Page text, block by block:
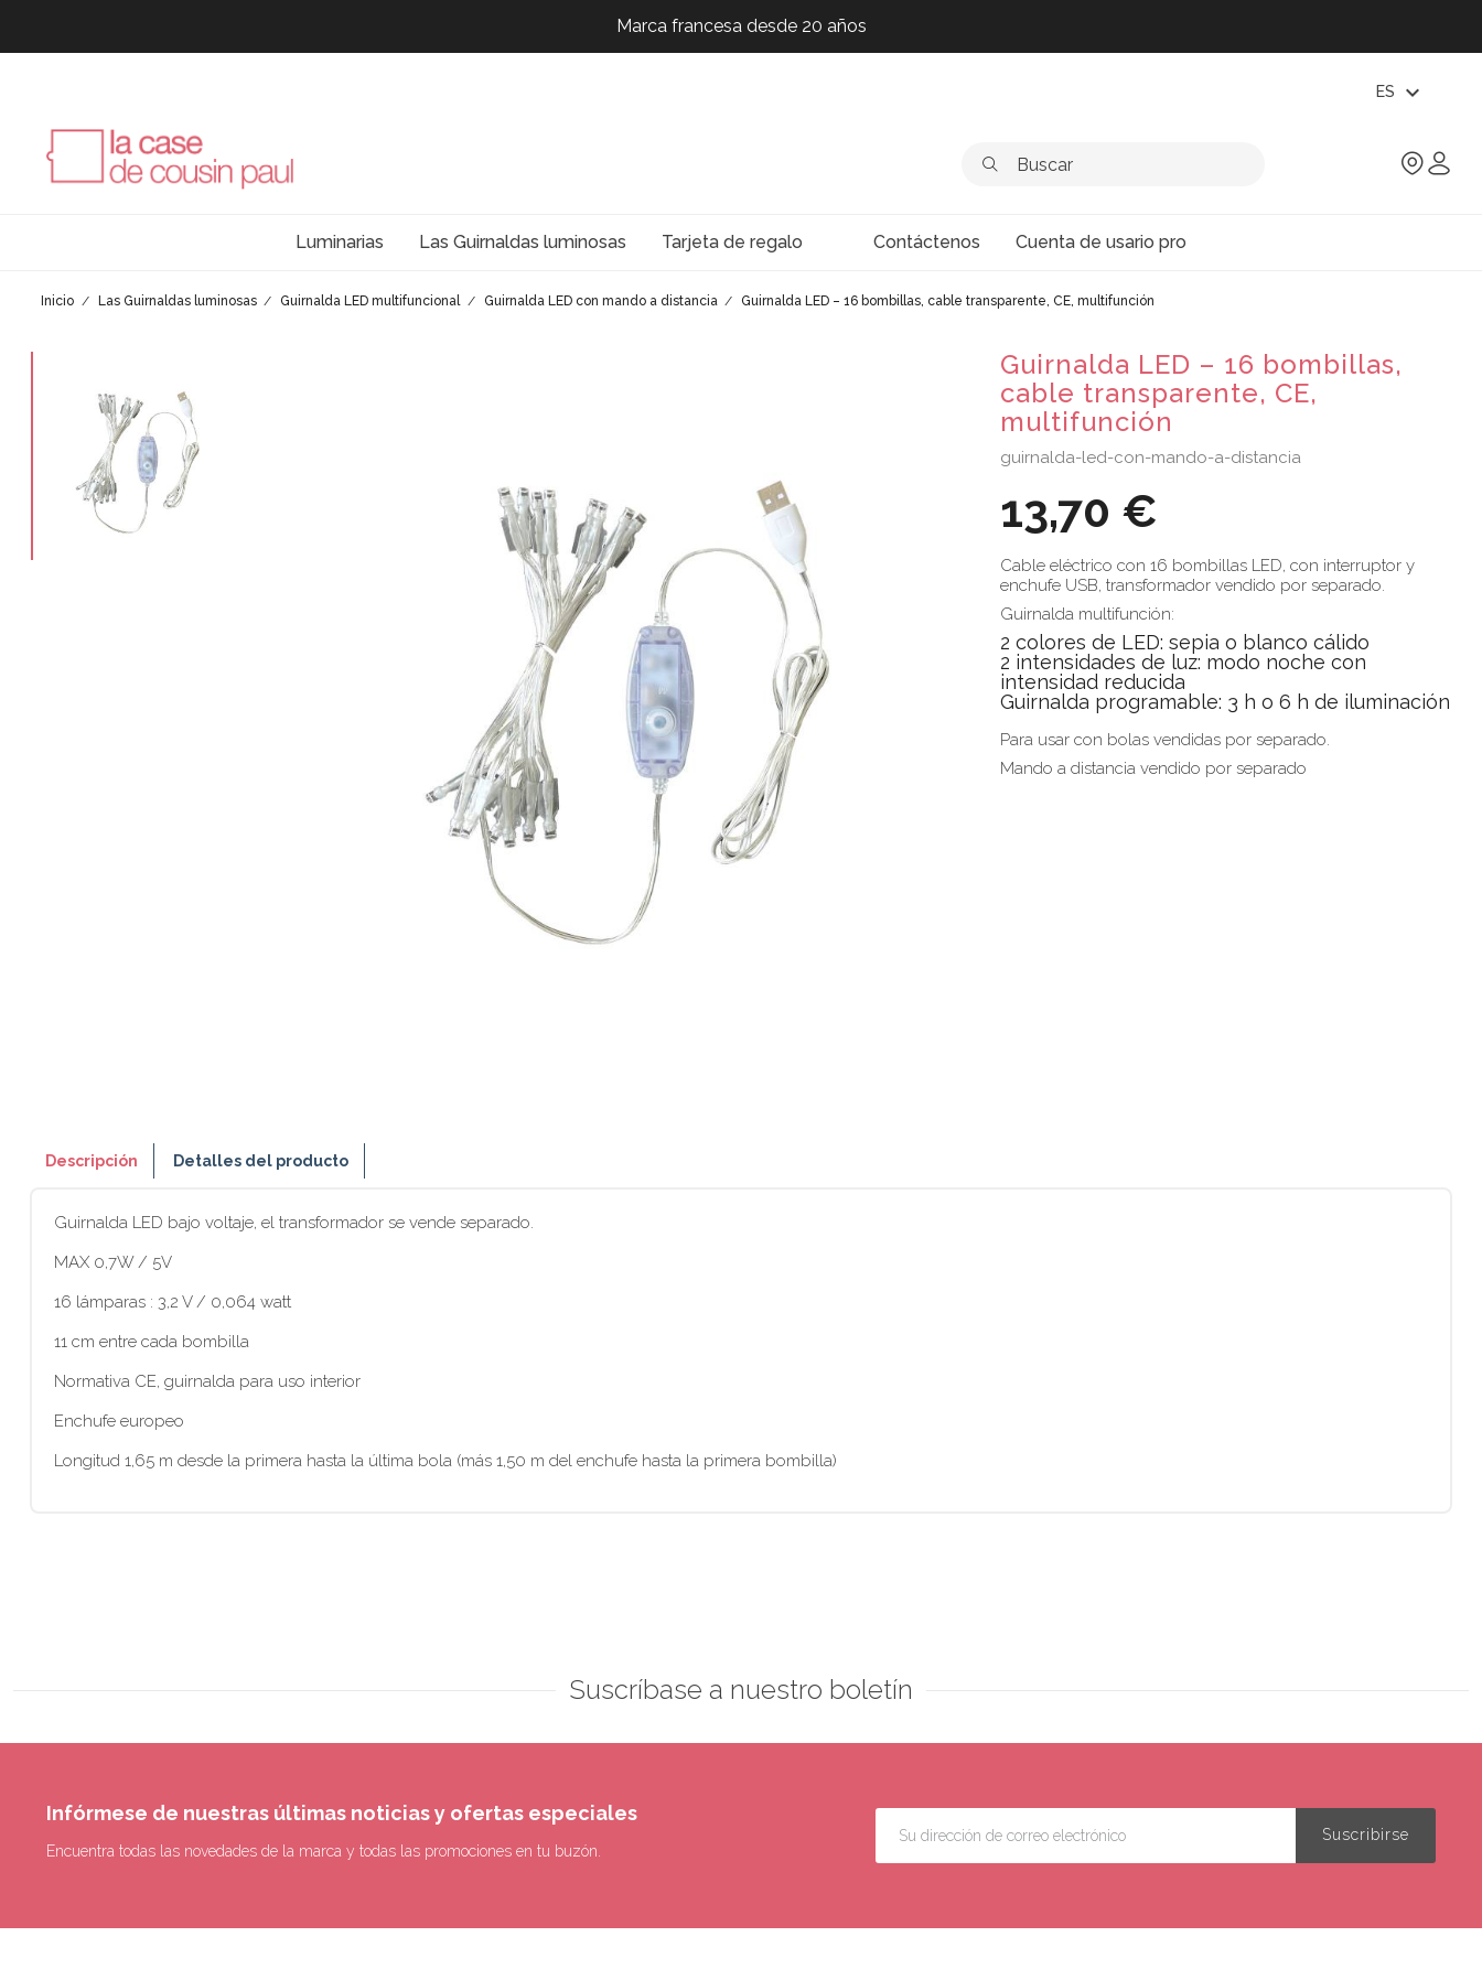
Marca francesa desde 20 años
Marca francesa desde 20 años
ES expand_more
Luminarias Las Guirnaldas luminosas Tarjeta de regalo Contáctenos Cuenta de usario pro
Inicio Las Guirnaldas luminosas Guirnalda LED multifuncional Guirnalda LED con mando a distancia Guirnalda LED – 16 bombillas, cable transparente, CE, multifunción
Guirnalda LED – 16 bombillas,
cable transparente, CE,
multifunción
guirnalda-led-con-mando-a-distancia
13,70 €
Cable eléctrico con 16 bombillas LED, con interruptor y
enchufe USB, transformador vendido por separado.
Guirnalda multifunción:
2 colores de LED: sepia o blanco cálido
2 intensidades de luz: modo noche con
intensidad reducida
Guirnalda programable: 3 h o 6 h de iluminación
Para usar con bolas vendidas por separado.
Mando a distancia vendido por separado
Descripción Detalles del producto
Guirnalda LED bajo voltaje, el transformador se vende separado.
MAX 0,7W / 5V
16 lámparas : 3,2 V / 0,064 watt
11 cm entre cada bombilla
Normativa CE, guirnalda para uso interior
Enchufe europeo
Longitud 1,65 m desde la primera hasta la última bola (más 1,50 m del enchufe hasta la primera bombilla)
Suscríbase a nuestro boletín
Infórmese de nuestras últimas noticias y ofertas especiales
Encuentra todas las novedades de la marca y todas las promociones en tu buzón.